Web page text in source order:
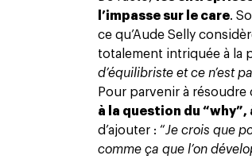
l’impasse sur le care.
ce qu’Aude Selly
totalement intriquée à la
d’équilibriste et ce n’est
Pour parvenir à
à la question du
d’ajouter : “Je crois que
comme ça que l’on